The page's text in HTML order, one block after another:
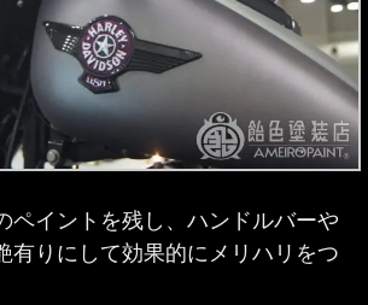
ペイントを残し、ハンドルバーや
有りにして効果的にメリハリをつ